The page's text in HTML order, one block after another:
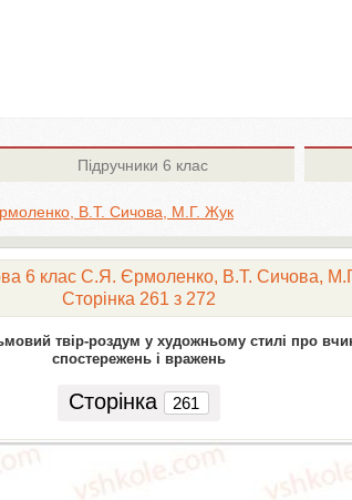
Підручники 6 клас
В.Т. Сичова, М.Г. Жук
6 клас С.Я. Єрмоленко, В.Т. Сичова,
Сторінка 261 з 272
твір-роздум у художньому стилі про
спостережень і вражень
Сторінка